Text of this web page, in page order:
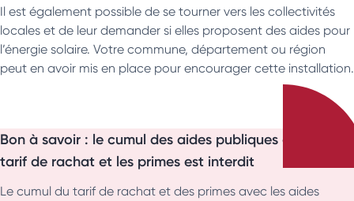
Il est également possible de se tourner vers les collectivités
locales et de leur demander si elles proposent des aides pour
l’énergie solaire. Votre commune, département ou région
peut en avoir mis en place pour encourager cette installation.
Bon à savoir : le cumul des aides publiques avec le
tarif de rachat et les primes est interdit
Le cumul du tarif de rachat et des primes avec les aides